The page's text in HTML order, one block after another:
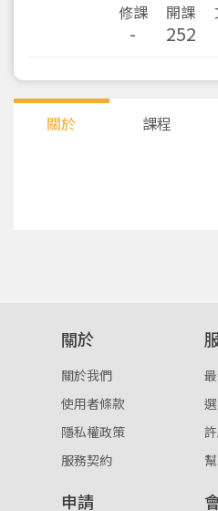
入。
重設
點擊下方「確定」將前一位
確定
取消
修課
-
開課
252
關於 課程
關於
關於我們
使用者條款
隱私權政策
服務契約
申請